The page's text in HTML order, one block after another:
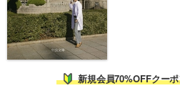
新規会員70%OFFクー